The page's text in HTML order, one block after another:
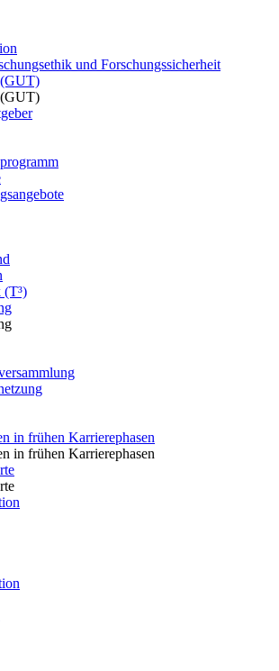
und Forschungssicherheit
(GUT)
(GUT)
(T³)
in frühen Karrierephasen
in frühen Karrierephasen